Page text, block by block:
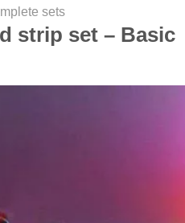
sets
strip set – Basic